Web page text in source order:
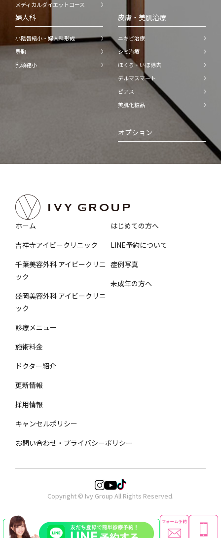
メディカルダイエットコース
婦人科
小陰唇縮小・婦人科形成
豊胸
乳頭縮小
皮膚・美肌治療
ニキビ治療
シミ治療
ほくろ・いぼ除去
デルマスマート
ピアス
美肌化粧品
オプション
ホーム
吉祥寺アイビークリニック
千葉美容外科 アイビークリニ
ック
盛岡美容外科 アイビークリニ
ック
診療メニュー
施術料金
ドクター紹介
はじめての方へ
LINE予約について
症例写真
未成年の方へ
更新情報
採用情報
キャンセルポリシー
お問い合わせ・プライバシーポリシー
Copyright © Ivy Group All Rights Reserved.